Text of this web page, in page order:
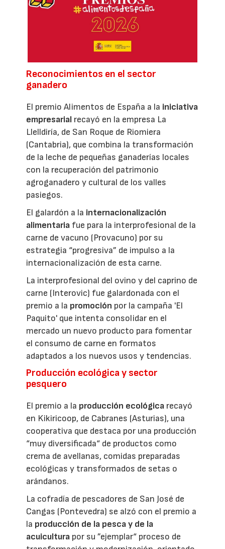
Reconocimientos en el sector
ganadero
El premio Alimentos de España a la iniciativa
empresarial recayó en la empresa La
Llelldiría, de San Roque de Riomiera
(Cantabria), que combina la transformación
de la leche de pequeñas ganaderías locales
con la recuperación del patrimonio
agroganadero y cultural de los valles
pasiegos.
El galardón a la internacionalización
alimentaria fue para la interprofesional de la
carne de vacuno (Provacuno) por su
estrategia “progresiva” de impulso a la
internacionalización de esta carne.
La interprofesional del ovino y del caprino de
carne (Interovic) fue galardonada con el
premio a la promoción por la campaña 'El
Paquito' que intenta consolidar en el
mercado un nuevo producto para fomentar
el consumo de carne en formatos
adaptados a los nuevos usos y tendencias.
Producción ecológica y sector
pesquero
El premio a la producción ecológica recayó
en Kikiricoop, de Cabranes (Asturias), una
cooperativa que destaca por una producción
“muy diversificada“ de productos como
crema de avellanas, comidas preparadas
ecológicas y transformados de setas o
arándanos.
La cofradía de pescadores de San José de
Cangas (Pontevedra) se alzó con el premio a
la producción de la pesca y de la
acuicultura por su ”ejemplar“ proceso de